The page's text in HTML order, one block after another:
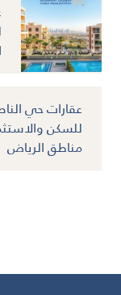
عقارات حي
للسكن
مناطق الرياض